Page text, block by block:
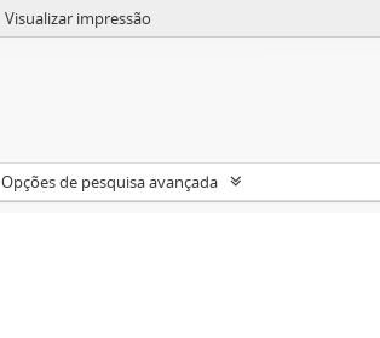
Visualizar impressão
Opções de pesquisa avançada